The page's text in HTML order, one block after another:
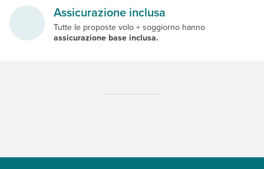
Assicurazione inclusa
Tutte le proposte volo + soggiorno hanno
assicurazione base inclusa.